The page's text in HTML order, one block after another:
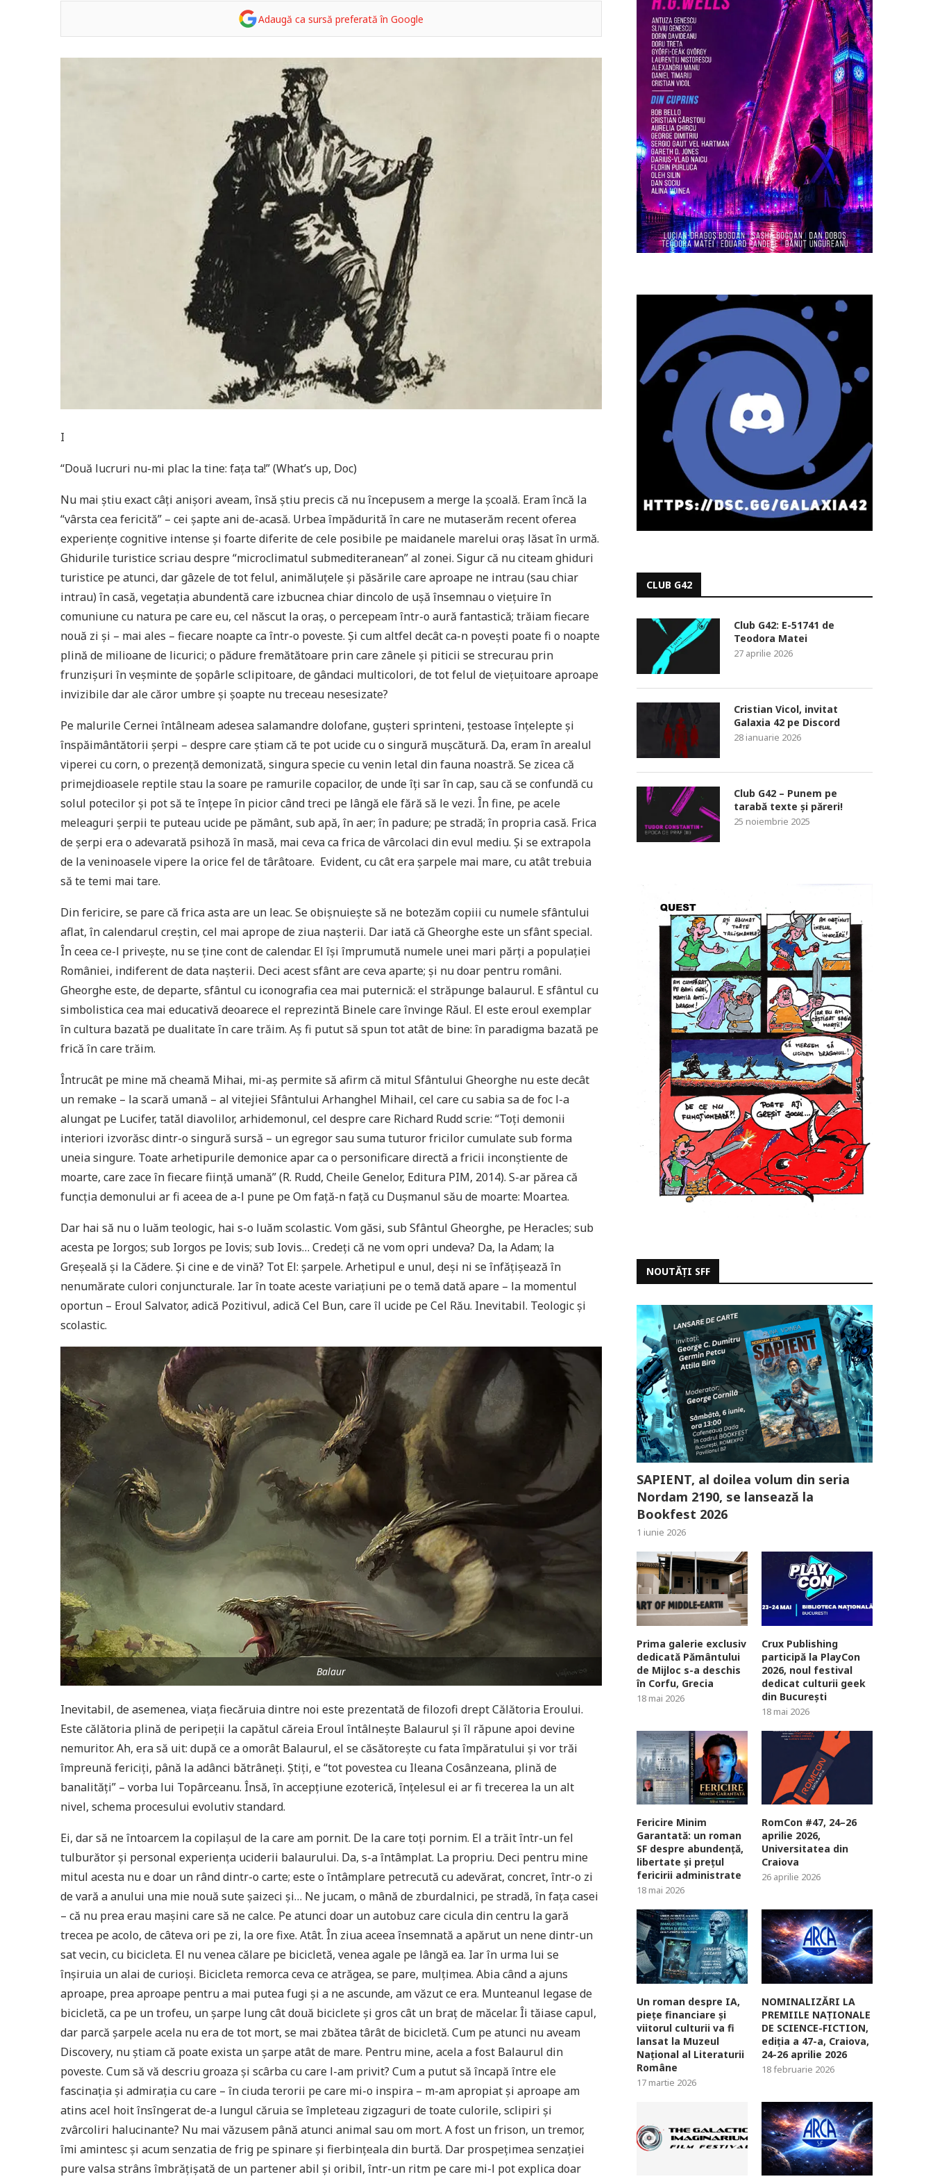
Adaugă ca sursă preferată în Google
I
“Două lucruri nu-mi plac la tine: faţa ta!” (What’s up, Doc)
Nu mai ştiu exact câţi anişori aveam, însă ştiu precis că nu începusem a merge la şcoală. Eram încă la
“vârsta cea fericită” – cei şapte ani de-acasă. Urbea împădurită în care ne mutaserăm recent oferea
experienţe cognitive intense şi foarte diferite de cele posibile pe maidanele marelui oraş lăsat în urmă.
Ghidurile turistice scriau despre “microclimatul submediteranean” al zonei. Sigur că nu citeam ghiduri
turistice pe atunci, dar gâzele de tot felul, animăluţele şi păsările care aproape ne intrau (sau chiar
intrau) în casă, vegetaţia abundentă care izbucnea chiar dincolo de uşă însemnau o vieţuire în
comuniune cu natura pe care eu, cel născut la oraş, o percepeam într-o aură fantastică; trăiam fiecare
nouă zi şi – mai ales – fiecare noapte ca într-o poveste. Şi cum altfel decât ca-n poveşti poate fi o noapte
plină de milioane de licurici; o pădure fremătătoare prin care zânele şi piticii se strecurau prin
frunzişuri în veşminte de şopârle sclipitoare, de gândaci multicolori, de tot felul de vieţuitoare aproape
invizibile dar ale căror umbre şi şoapte nu treceau nesesizate?
Pe malurile Cernei întâlneam adesea salamandre dolofane, guşteri sprinteni, ţestoase înţelepte şi
înspăimântătorii şerpi – despre care ştiam că te pot ucide cu o singură muşcătură. Da, eram în arealul
viperei cu corn, o prezenţă demonizată, singura specie cu venin letal din fauna noastră. Se zicea că
primejdioasele reptile stau la soare pe ramurile copacilor, de unde îţi sar în cap, sau că se confundă cu
solul potecilor şi pot să te înţepe în picior când treci pe lângă ele fără să le vezi. În fine, pe acele
meleaguri şerpii te puteau ucide pe pământ, sub apă, în aer; în padure; pe stradă; în propria casă. Frica
de şerpi era o adevarată psihoză în masă, mai ceva ca frica de vârcolaci din evul mediu. Şi se extrapola
de la veninoasele vipere la orice fel de târâtoare. Evident, cu cât era şarpele mai mare, cu atât trebuia
să te temi mai tare.
Din fericire, se pare că frica asta are un leac. Se obişnuieşte să ne botezăm copiii cu numele sfântului
aflat, în calendarul creştin, cel mai aprope de ziua naşterii. Dar iată că Gheorghe este un sfânt special.
În ceea ce-l priveşte, nu se ţine cont de calendar. El îşi împrumută numele unei mari părţi a populaţiei
României, indiferent de data naşterii. Deci acest sfânt are ceva aparte; şi nu doar pentru români.
Gheorghe este, de departe, sfântul cu iconografia cea mai puternică: el străpunge balaurul. E sfântul cu
simbolistica cea mai educativă deoarece el reprezintă Binele care învinge Răul. El este eroul exemplar
în cultura bazată pe dualitate în care trăim. Aş fi putut să spun tot atât de bine: în paradigma bazată pe
frică în care trăim.
Întrucât pe mine mă cheamă Mihai, mi-aş permite să afirm că mitul Sfântului Gheorghe nu este decât
un remake – la scară umană – al vitejiei Sfântului Arhanghel Mihail, cel care cu sabia sa de foc l-a
alungat pe Lucifer, tatăl diavolilor, arhidemonul, cel despre care Richard Rudd scrie: “Toţi demonii
interiori izvorăsc dintr-o singură sursă – un egregor sau suma tuturor fricilor cumulate sub forma
uneia singure. Toate arhetipurile demonice apar ca o personificare directă a fricii inconştiente de
moarte, care zace în fiecare fiinţă umană” (R. Rudd, Cheile Genelor, Editura PIM, 2014). S-ar părea că
funcţia demonului ar fi aceea de a-l pune pe Om faţă-n faţă cu Duşmanul său de moarte: Moartea.
Dar hai să nu o luăm teologic, hai s-o luăm scolastic. Vom găsi, sub Sfântul Gheorghe, pe Heracles; sub
acesta pe Iorgos; sub Iorgos pe Iovis; sub Iovis… Credeți că ne vom opri undeva? Da, la Adam; la
Greşeală şi la Cădere. Şi cine e de vină? Tot El: şarpele. Arhetipul e unul, deși ni se înfăţişează în
nenumărate culori conjuncturale. Iar în toate aceste variaţiuni pe o temă dată apare – la momentul
oportun – Eroul Salvator, adică Pozitivul, adică Cel Bun, care îl ucide pe Cel Rău. Inevitabil. Teologic şi
scolastic.
Balaur
Inevitabil, de asemenea, viaţa fiecăruia dintre noi este prezentată de filozofi drept Călătoria Eroului.
Este călătoria plină de peripeţii la capătul căreia Eroul întâlneşte Balaurul şi îl răpune apoi devine
nemuritor. Ah, era să uit: după ce a omorât Balaurul, el se căsătoreşte cu fata împăratului şi vor trăi
împreună fericiţi, până la adânci bătrâneţi. Ştiţi, e “tot povestea cu Ileana Cosânzeana, plină de
banalităţi” – vorba lui Topârceanu. Însă, în accepţiune ezoterică, înţelesul ei ar fi trecerea la un alt
nivel, schema procesului evolutiv standard.
Ei, dar să ne întoarcem la copilaşul de la care am pornit. De la care toţi pornim. El a trăit într-un fel
tulburător şi personal experienţa uciderii balaurului. Da, s-a întâmplat. La propriu. Deci pentru mine
mitul acesta nu e doar un rând dintr-o carte; este o întâmplare petrecută cu adevărat, concret, într-o zi
de vară a anului una mie nouă sute şaizeci şi… Ne jucam, o mână de zburdalnici, pe stradă, în faţa casei
– că nu prea erau maşini care să ne calce. Pe atunci doar un autobuz care cicula din centru la gară
trecea pe acolo, de câteva ori pe zi, la ore fixe. Atât. În ziua aceea însemnată a apărut un nene dintr-un
sat vecin, cu bicicleta. El nu venea călare pe bicicletă, venea agale pe lângă ea. Iar în urma lui se
înşiruia un alai de curioşi. Bicicleta remorca ceva ce atrăgea, se pare, mulţimea. Abia când a ajuns
aproape, prea aproape pentru a mai putea fugi şi a ne ascunde, am văzut ce era. Munteanul legase de
bicicletă, ca pe un trofeu, un şarpe lung cât două biciclete şi gros cât un braţ de măcelar. Îi tăiase capul,
dar parcă şarpele acela nu era de tot mort, se mai zbătea târât de bicicletă. Cum pe atunci nu aveam
Discovery, nu ştiam că poate exista un şarpe atât de mare. Pentru mine, acela a fost Balaurul din
poveste. Cum să vă descriu groaza şi scârba cu care l-am privit? Cum a putut să încapă între ele
fascinaţia şi admiraţia cu care – în ciuda terorii pe care mi-o inspira – m-am apropiat şi aproape am
atins acel hoit însîngerat de-a lungul căruia se împleteau zigzaguri de toate culorile, sclipiri şi
zvârcoliri halucinante? Nu mai văzusem până atunci animal sau om mort. A fost un frison, un tremor,
îmi amintesc şi acum senzatia de frig pe spinare şi fierbinţeala din burtă. Dar prospeţimea senzaţiei
pure valsa strâns îmbrăţişată de un partener abil şi oribil, într-un ritm pe care mi-l pot explica doar
CLUB G42
Club G42: E-51741 de
Teodora Matei
27 aprilie 2026
Cristian Vicol, invitat
Galaxia 42 pe Discord
28 ianuarie 2026
Club G42 – Punem pe
tarabă texte și păreri!
25 noiembrie 2025
NOUTĂȚI SFF
SAPIENT, al doilea volum din seria
Nordam 2190, se lansează la
Bookfest 2026
1 iunie 2026
Prima galerie exclusiv
dedicată Pământului
de Mijloc s-a deschis
în Corfu, Grecia
18 mai 2026
Crux Publishing
participă la PlayCon
2026, noul festival
dedicat culturii geek
din București
18 mai 2026
Fericire Minim
Garantată: un roman
SF despre abundență,
libertate și prețul
fericirii administrate
18 mai 2026
RomCon #47, 24–26
aprilie 2026,
Universitatea din
Craiova
26 aprilie 2026
Un roman despre IA,
piețe financiare și
viitorul culturii va fi
lansat la Muzeul
Național al Literaturii
Române
17 martie 2026
NOMINALIZĂRI LA
PREMIILE NAȚIONALE
DE SCIENCE-FICTION,
ediția a 47-a, Craiova,
24-26 aprilie 2026
18 februarie 2026